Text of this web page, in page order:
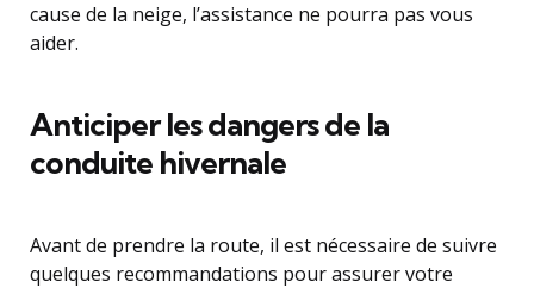
cause de la neige, l’assistance ne pourra pas vous
aider.
Anticiper les dangers de la
conduite hivernale
Avant de prendre la route, il est nécessaire de suivre
quelques recommandations pour assurer votre